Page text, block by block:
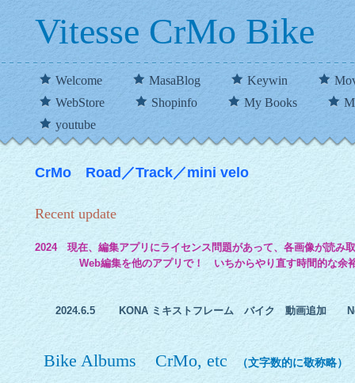
Vitesse CrMo Bike
Welcome MasaBlog Keywin
WebStore
Shopinfo My Books
youtube
CrMo Road／Track／mini velo
Recent update
2024 現在、編集アプリにライセンス問題があって、各画像が読み
Web編集を他のアプリで！ いちからやり直す時間的な余裕
2024.6.5 KONA ミキストフレーム バイク 動画追加
Bike Albums CrMo, etc （文字数的に敬称略）